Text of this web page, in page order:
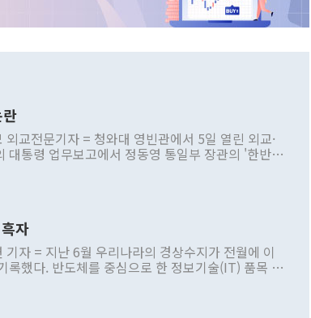
교전문기자 = 청와대 영빈관에서 5일 열린 외교·
대통령 업무보고에서 정동영 통일부 장관의 '한반도
을 거치지 않은 사안을 정책으로 추진하겠다고 공
현실적 구상'이라는 비판을 내놨다. 그동안 정 장
언이 물의를 빚은 적은 여러 번 있지만 대통령과 유
로 부정적 입장을 표명한 것은 이례적이다. 정 장
과 월권을 제어해야 한다는 목소리도 높아지고 있
자
자 = 지난 6월 우리나라의 경상수지가 전월에 이
록했다. 반도체를 중심으로 한 정보기술(IT) 품목 수